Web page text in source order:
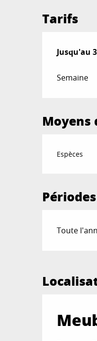
Tarifs
Du1
Jusqu'au
Semaine
Moyens
Espèces
Toute